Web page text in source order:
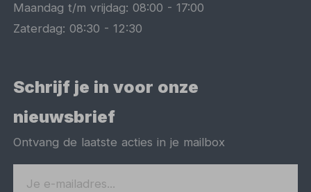
Maandag t/m vrijdag:08:00 -17:00
Zaterdag:08:30 -12:30
Schrijf je in voor onze
nieuwsbrief
Ontvang de laatste acties in je mailbox